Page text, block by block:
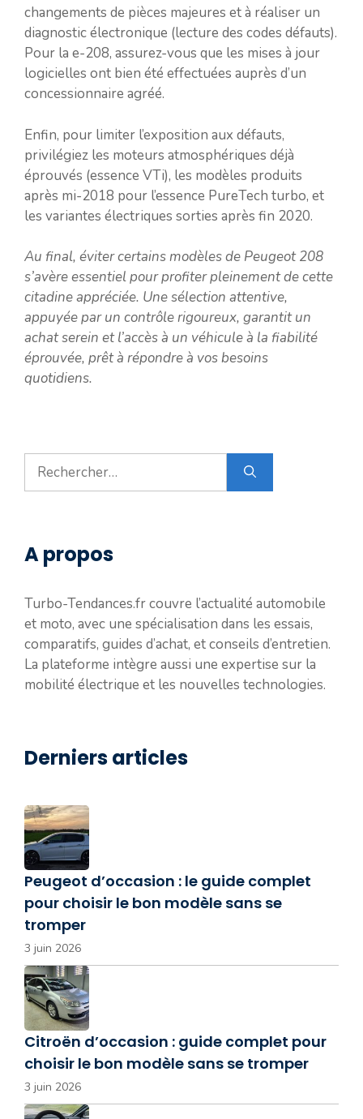
changements de pièces majeures et à réaliser un
diagnostic électronique (lecture des codes défauts).
Pour la e-208, assurez-vous que les mises à jour
logicielles ont bien été effectuées auprès d’un
concessionnaire agréé.
Enfin, pour limiter l’exposition aux défauts,
privilégiez les moteurs atmosphériques déjà
éprouvés (essence VTi), les modèles produits
après mi-2018 pour l’essence PureTech turbo, et
les variantes électriques sorties après fin 2020.
Au final, éviter certains modèles de Peugeot 208
s’avère essentiel pour profiter pleinement de cette
citadine appréciée. Une sélection attentive,
appuyée par un contrôle rigoureux, garantit un
achat serein et l’accès à un véhicule à la fiabilité
éprouvée, prêt à répondre à vos besoins
quotidiens.
Rechercher :
A propos
Turbo-Tendances.fr couvre l’actualité automobile
et moto, avec une spécialisation dans les essais,
comparatifs, guides d’achat, et conseils d’entretien.
La plateforme intègre aussi une expertise sur la
mobilité électrique et les nouvelles technologies.
Derniers articles
Peugeot d’occasion : le guide complet
pour choisir le bon modèle sans se
tromper
3 juin 2026
Citroën d’occasion : guide complet pour
choisir le bon modèle sans se tromper
3 juin 2026